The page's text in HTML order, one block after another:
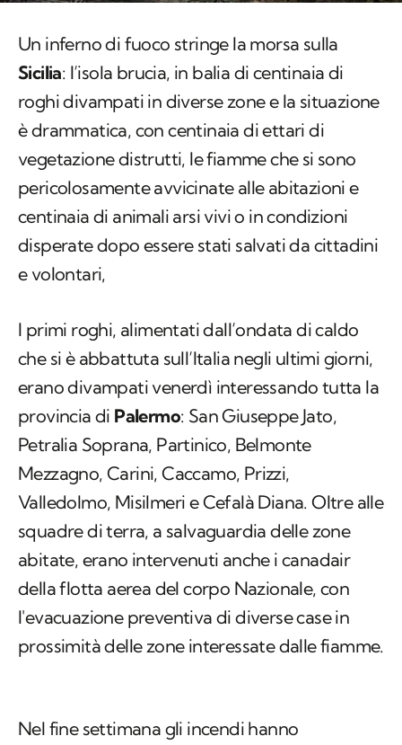
Un inferno di fuoco stringe la morsa sulla
Sicilia: l’isola brucia, in balia di centinaia di
roghi divampati in diverse zone e la situazione
è drammatica, con centinaia di ettari di
vegetazione distrutti, le fiamme che si sono
pericolosamente avvicinate alle abitazioni e
centinaia di animali arsi vivi o in condizioni
disperate dopo essere stati salvati da cittadini
e volontari,
I primi roghi, alimentati dall’ondata di caldo
che si è abbattuta sull’Italia negli ultimi giorni,
erano divampati venerdì interessando tutta la
provincia di Palermo: San Giuseppe Jato,
Petralia Soprana, Partinico, Belmonte
Mezzagno, Carini, Caccamo, Prizzi,
Valledolmo, Misilmeri e Cefalà Diana. Oltre alle
squadre di terra, a salvaguardia delle zone
abitate, erano intervenuti anche i canadair
della flotta aerea del corpo Nazionale, con
l'evacuazione preventiva di diverse case in
prossimità delle zone interessate dalle fiamme.
Nel fine settimana gli incendi hanno